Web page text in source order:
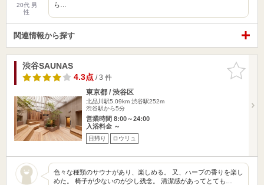
20代 男
性
ら…
関連情報から探す
お気に入
りに追加
渋谷SAUNAS
4.3点/ 3 件
東京都 / 渋谷区
北品川駅5.09km 渋谷駅252m
渋谷駅から5分
営業時間 8:00～24:00
入浴料金 ～
日帰り ロウリュ
色々な種類のサウナがあり、楽しめる。 又、ハーブの香りを楽し
めた。 椅子が少ないのが少し残念。 清潔感があってとても…